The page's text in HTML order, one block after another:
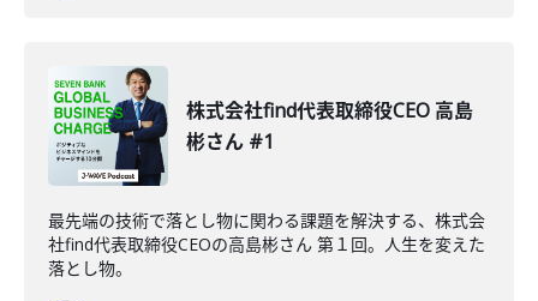
株式会社find代表取締役CEO 高島
彬さん #1
最先端の技術で落とし物に関わる課題を解決する、株式会
社find代表取締役CEOの高島彬さん 第１回。人生を変えた
落とし物。